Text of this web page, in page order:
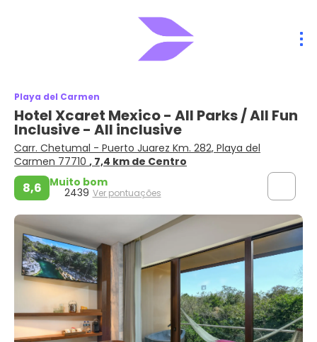
Playa del Carmen
Hotel Xcaret Mexico - All Parks / All Fun
Inclusive - All inclusive
Carr. Chetumal - Puerto Juarez Km. 282, Playa del
Carmen 77710 , 7,4 km de Centro
8,6 Muito bom
2439 Ver pontuações